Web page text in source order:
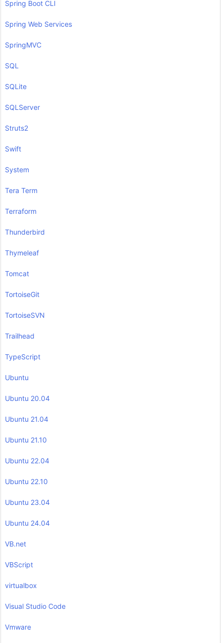
Spring Boot CLI
Spring Web Services
SpringMVC
SQL
SQLite
SQLServer
Struts2
Swift
System
Tera Term
Terraform
Thunderbird
Thymeleaf
Tomcat
TortoiseGit
TortoiseSVN
Trailhead
TypeScript
Ubuntu
Ubuntu 20.04
Ubuntu 21.04
Ubuntu 21.10
Ubuntu 22.04
Ubuntu 22.10
Ubuntu 23.04
Ubuntu 24.04
VB.net
VBScript
virtualbox
Visual Studio Code
Vmware